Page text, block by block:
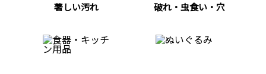
著しい汚れ 破れ・虫食い・穴